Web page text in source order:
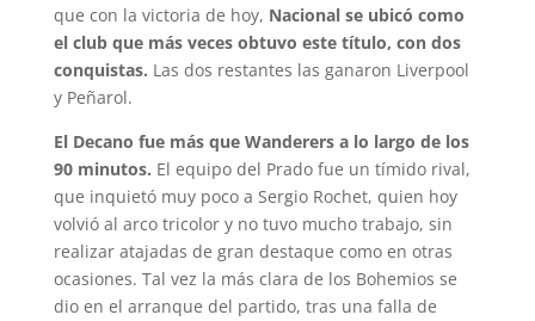
que con la victoria de hoy, Nacional se ubicó como
el club que más veces obtuvo este título, con dos
conquistas. Las dos restantes las ganaron Liverpool
y Peñarol.
El Decano fue más que Wanderers a lo largo de los
90 minutos. El equipo del Prado fue un tímido rival,
que inquietó muy poco a Sergio Rochet, quien hoy
volvió al arco tricolor y no tuvo mucho trabajo, sin
realizar atajadas de gran destaque como en otras
ocasiones. Tal vez la más clara de los Bohemios se
dio en el arranque del partido, tras una falla de